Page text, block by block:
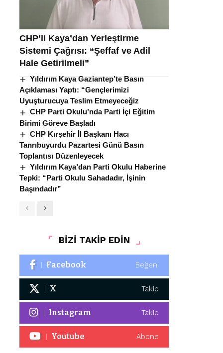
CHP’li Kaya’dan Yerleştirme
Sistemi Çağrısı: “Şeffaf ve Adil
Hale Getirilmeli”
Yıldırım Kaya Gaziantep’te Basın
Açıklaması Yaptı: “Gençlerimizi
Uyuşturucuya Teslim Etmeyeceğiz
CHP Parti Okulu’nda Parti İçi Eğitim
Birimi Göreve Başladı
CHP Kırşehir İl Başkanı Hacı
Tanrıbuyurdu Pazartesi Günü Basın
Toplantısı Düzenleyecek
Yıldırım Kaya’dan Parti Okulu Haberine
Tepki: “Parti Okulu Sahadadır, İşinin
Başındadır”
BİZİ TAKİP EDİN
Facebook Beğeni
X Takip
Instagram Takip
Youtube Abone